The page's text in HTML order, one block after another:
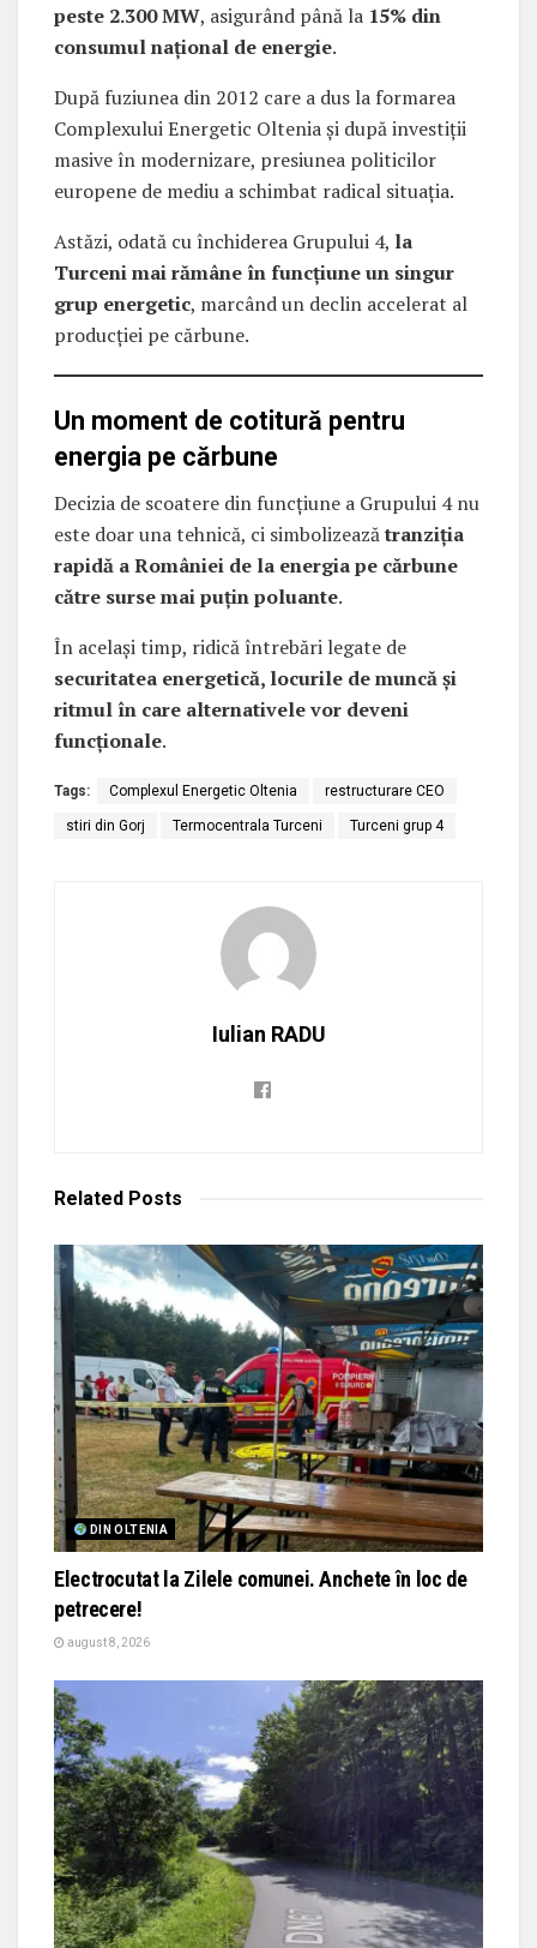
peste 2.300 MW, asigurând până la 15% din
consumul național de energie.
După fuziunea din 2012 care a dus la formarea
Complexului Energetic Oltenia și după investiții
masive în modernizare, presiunea politicilor
europene de mediu a schimbat radical situația.
Astăzi, odată cu închiderea Grupului 4, la
Turceni mai rămâne în funcțiune un singur
grup energetic, marcând un declin accelerat al
producției pe cărbune.
Un moment de cotitură pentru
energia pe cărbune
Decizia de scoatere din funcțiune a Grupului 4 nu
este doar una tehnică, ci simbolizeazătranziția
rapidă a României de la energia pe cărbune
către surse mai puțin poluante.
În același timp, ridică întrebări legate de
securitatea energetică, locurile de muncă și
ritmul în care alternativele vor deveni
funcționale.
Tags: Complexul Energetic Oltenia restructurare CEO
stiri din Gorj Termocentrala Turceni Turceni grup 4
Iulian RADU
Related Posts
DIN OLTENIA
Electrocutat la Zilele comunei. Anchete în loc de
petrecere!
august 8, 2026